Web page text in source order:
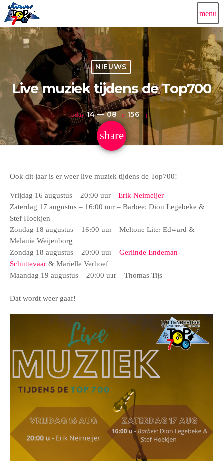
menu
NIEUWS
Live muziek tijdens de Top700
today 14 — 08 156
share
email
Ook dit jaar is er weer live muziek tijdens de Top700!
Vrijdag 16 augustus – 20:00 uur – Erik Neimeijer
Zaterdag 17 augustus – 16:00 uur – Barbee: Dion Legebeke &
Stef Hoekjen
Zondag 18 augustus – 16:00 uur – Meltone Lite: Edward &
Melanie Weijenborg
Zondag 18 augustus – 20:00 uur – Gerlinde Endeman-
Schuttevaar & Marielle Verhoef
Maandag 19 augustus – 20:00 uur – Thomas Tijs
Dat wordt weer gaaf!